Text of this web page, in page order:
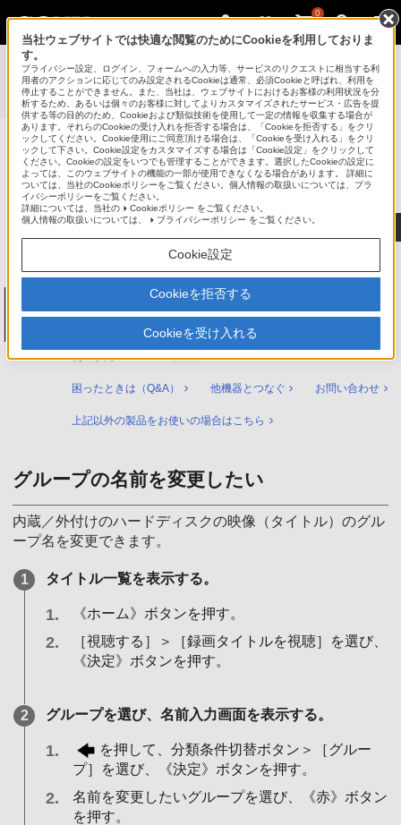
0
使いかたマニュアル（取扱説明 Web版）
BDZ-FBT6100 / BDZ-FBT4100 / BDZ-FBT2100 / BDZ-
FBW2100 / BDZ-FBW1100 使いかたマニュアル
ブルーレイディスク/DVDレコーダー
サポート・お問い合わせ
ブルーレイディスク/DVDレコーダー
BDZ-FBT6100 / BDZ-FBT4100 / BDZ-
FBT2100 / BDZ-FBW2100 / BDZ-FBW1100
使いかたマニュアル トップ
困ったときは（Q&A） 他機器とつなぐ お問い合わせ
上記以外の製品をお使いの場合はこちら
グループの名前を変更したい
内蔵／外付けのハードディスクの映像（タイトル）のグル
ープ名を変更できます。
タイトル一覧を表示する。
《ホーム》ボタンを押す。
［視聴する］＞［録画タイトルを視聴］を選び、
《決定》ボタンを押す。
グループを選び、名前入力画面を表示する。
を押して、分類条件切替ボタン＞［グルー
プ］を選び、《決定》ボタンを押す。
名前を変更したいグループを選び、《赤》ボタン
を押す。
当社ウェブサイトでは快適な閲覧のためにCookieを利用しておりま
す。
プライバシー設定、ログイン、フォームへの入力等、サービスのリクエストに相当する利
用者のアクションに応じてのみ設定されるCookieは通常、必須Cookieと呼ばれ、利用を
停止することができません。また、当社は、ウェブサイトにおけるお客様の利用状況を分
析するため、あるいは個々のお客様に対してよりカスタマイズされたサービス・広告を提
供する等の目的のため、Cookieおよび類似技術を使用して一定の情報を収集する場合が
あります。それらのCookieの受け入れを拒否する場合は、「Cookieを拒否する」をクリ
ックしてください。Cookie使用にご同意頂ける場合は、「Cookieを受け入れる」をクリ
ックして下さい。Cookie設定をカスタマイズする場合は「Cookie設定」をクリックして
ください。Cookieの設定をいつでも管理することができます。選択したCookieの設定に
よっては、このウェブサイトの機能の一部が使用できなくなる場合があります。 詳細に
ついては、当社のCookieポリシーをご覧ください。個人情報の取扱いについては、プラ
イバシーポリシーをご覧ください。
詳細については、当社の
Cookieポリシー をご覧ください。
個人情報の取扱いについては、
プライバシーポリシー をご覧ください。
Cookie設定
Cookieを拒否する
Cookieを受け入れる